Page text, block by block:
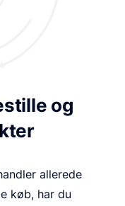
og
allerede
køb, har du